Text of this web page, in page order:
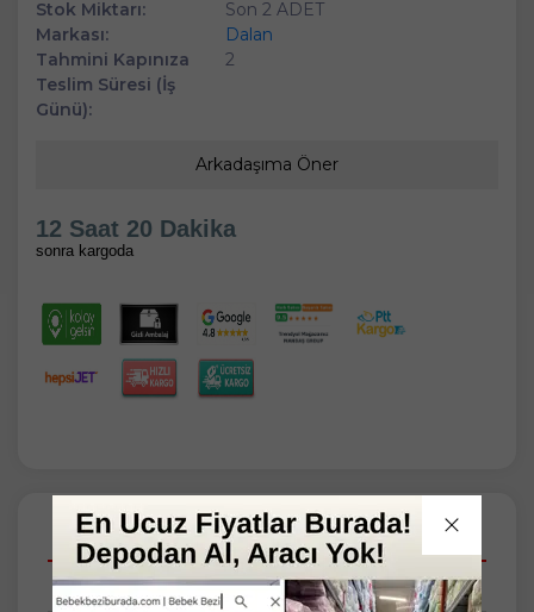
Stok Miktarı:
Son 2 ADET
Markası:
Dalan
Tahmini Kapınıza
Teslim Süresi (İş
Günü):
2
Arkadaşıma Öner
12 Saat 20 Dakika
sonra kargoda
Açıklamalar
Taksit Seçenekleri